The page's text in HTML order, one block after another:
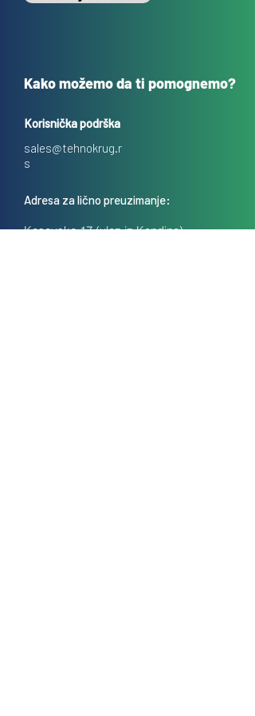
Kako možemo da ti pomognemo?
Korisnička podrška
sales@tehnokrug.r
s
Adresa za lično preuzimanje:
Kosovska 17 (ulaz iz Kondine),